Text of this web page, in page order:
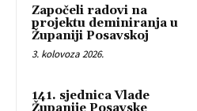
Započeli radovi na
projektu deminiranja u
Županiji Posavskoj
3. kolovoza 2026.
141. sjednica Vlade
Županije Posavske